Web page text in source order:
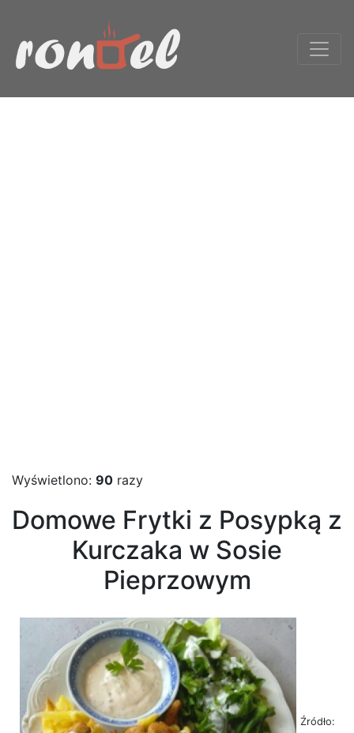
Wyświetlono: 90 razy
Domowe Frytki z Posypką z
Kurczaka w Sosie
Pieprzowym
Źródło: